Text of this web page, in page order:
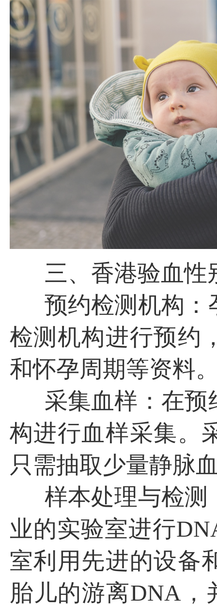
三、香港验血性
预约检测机构：
检测机构进行预约
和怀孕周期等资料
采集血样：在
构进行血样采集。
只需抽取少量静脉
样本处理与检测
业的实验室进行
室利用先进的设备
胎儿的游离DNA